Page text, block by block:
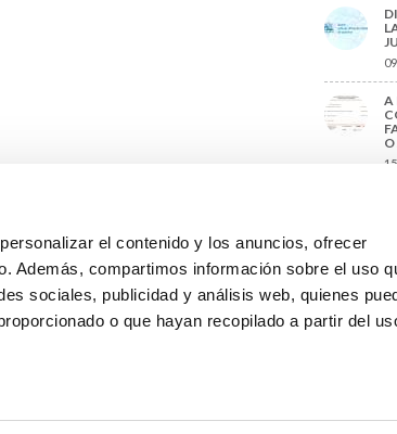
el contenido y los anuncios, ofrecer
Además, compartimos información sobre el uso
sociales, publicidad y análisis web, quienes
o que hayan recopilado a partir del
A
de cookies